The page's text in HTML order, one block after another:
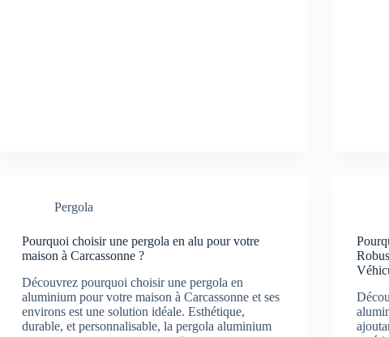
Pergola
Pourquoi choisir une pergola en alu pour votre
maison à Carcassonne ?
Découvrez pourquoi choisir une pergola en
aluminium pour votre maison à Carcassonne et ses
environs est une solution idéale. Esthétique,
durable, et personnalisable, la pergola aluminium